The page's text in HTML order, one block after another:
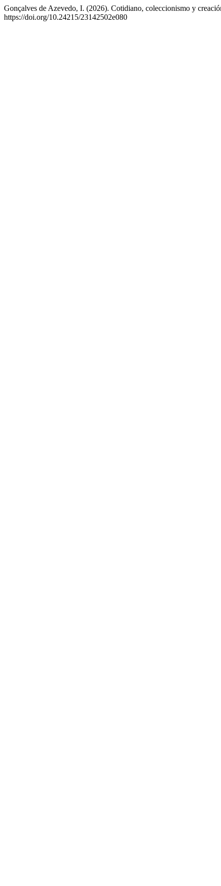
Gonçalves de Azevedo, I. (2026). Cotidiano, coleccionismo y
https://doi.org/10.24215/23142502e080